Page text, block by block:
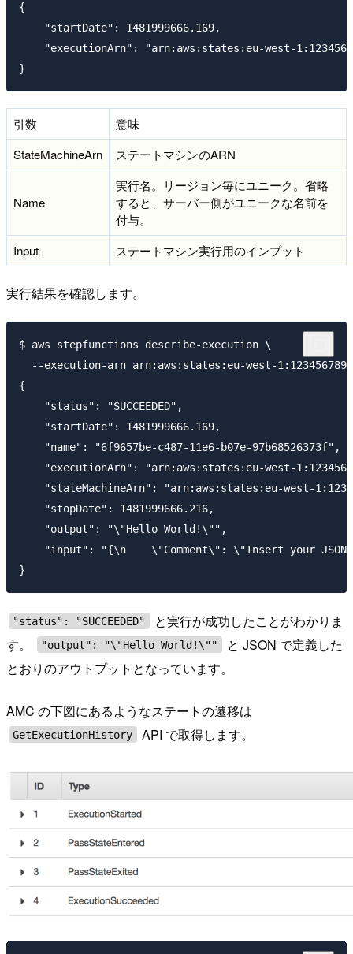
{
    "startDate": 1481999666.169,
"executionArn": "arn:aws:states:eu-west-
引数
意味
StateMachineArn
ステートマシンのARN
Name
実行名。リージョン毎にユニーク。省略
すると、サーバー側がユニークな名前を
付与。
Input
ステートマシン実行用のインプット
実行結果を確認します。
$ aws stepfunctions describe-execution \
--execution-arn arn:aws:states:eu-west-
{
    "status": "SUCCEEDED",
    "startDate": 1481999666.169,
    "name": "6f9657be-c487-11e6-b07e-97b68526373f",
"executionArn": "arn:aws:states:eu-west-
"stateMachineArn": "arn:aws:states:eu-west-
    "stopDate": 1481999666.216,
    "output": "\"Hello World!\"",
"input": "{\n    \"Comment\": \"Insert your JSON
"status": "SUCCEEDED"
と実行が成功したことがわかりま
す。
"output": "\"Hello World!\""
と JSON で定義した
とおりのアウトプットとなっています。
AMC の下図にあるようなステートの遷移は
GetExecutionHistory API で取得します。